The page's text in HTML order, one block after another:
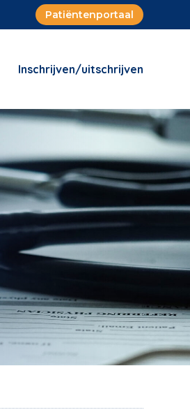
Patiëntenportaal
Inschrijven/uitschrijven